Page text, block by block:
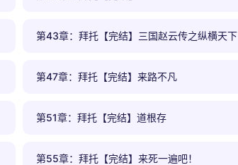
第43章：拜托【完结】三国赵云传之纵横天下
第47章：拜托【完结】来路不凡
第51章：拜托【完结】道根存
第55章：拜托【完结】来死一遍吧！